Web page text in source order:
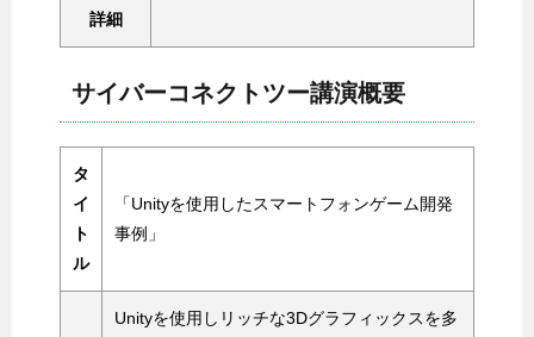
詳細
サイバーコネクトツー講演概要
タ
イ
ト
ル
「Unityを使用したスマートフォンゲーム開発
事例」
Unityを使用しリッチな3Dグラフィックスを多